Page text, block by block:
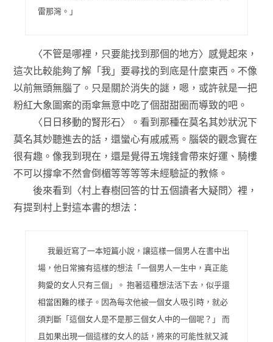
雷那灣。」
〈不管是哪裡，只要能找到那個的地方〉感覺起來，
這次比較能夠了解「我」要尋找的到底是什麼東西。不像
以前無頭無腦了。只是關於消失的謎，嗯，或許就是一把
粉紅大象圖案的雨傘無意中吃了個甜甜圈而導致的吧。
〈日日移動的腎形石〉。看到那種在莫名其妙狀況下
莫名其妙聽進去的話，還蠻心有戚戚焉。腦袋的觀念實在
很有趣。像我到現在，還是覺得五塊錢會帶來好運、騎樓
不可以撐傘不然會倒楣等等等等未經驗証的教條。
後來看到〈村上春樹回答的廿五個讀者大疑問〉裡，
有提到村上對這本書的想法：
我最近寫了一本短篇小說，讓這樣一個男人在書中出
場，他日常擁有這樣的想法「一個男人一生中，真正能
夠愛的女人只有三個」。 抱著這種想法活下去，似乎還
相當困難的樣子。因為每次他被一個女人吸引時，就必
須判斷「這個女人是不是那三個女人中的一個呢？」 而
且如果出現一個這樣的女人的話，將來的可能性就又減